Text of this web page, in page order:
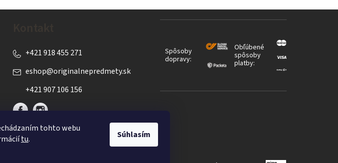
tohto webu
tu. Súhlasím
eshop@originalnepredmety.sk
+421 918 455 271
+421 907 106 156
Spôsoby
dopravy:
Obľúbené
spôsoby
platby: